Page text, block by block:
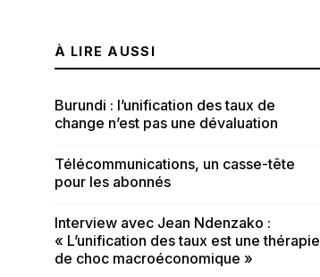
À LIRE AUSSI
Burundi : l’unification des taux de
change n’est pas une dévaluation
Télécommunications, un casse-tête
pour les abonnés
Interview avec Jean Ndenzako :
« L’unification des taux est une thérapie
de choc macroéconomique »